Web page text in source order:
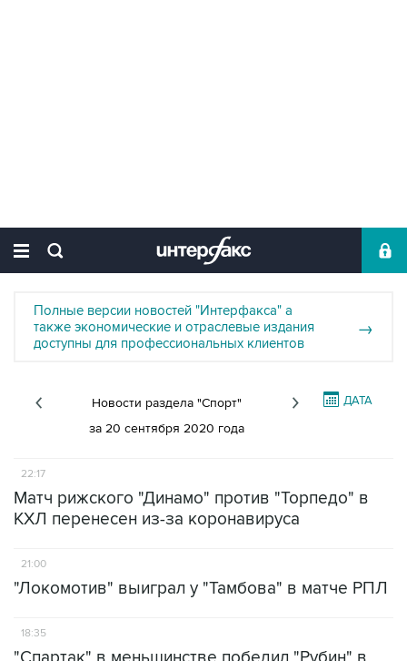
Полные версии новостей "Интерфакса" а
также экономические и отраслевые издания
доступны для профессиональных клиентов
→
Новости раздела "Спорт"
за 20 сентября 2020 года
ДАТА
22:17
Матч рижского "Динамо" против "Торпедо" в
КХЛ перенесен из-за коронавируса
21:00
"Локомотив" выиграл у "Тамбова" в матче РПЛ
18:35